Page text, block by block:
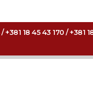
+381 18 45 43 170 / +381